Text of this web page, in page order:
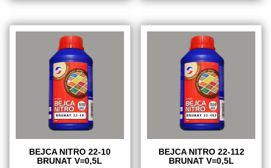
BEJCA NITRO 22-10
BRUNAT V=0,5L
BEJCA NITRO 22-112
BRUNAT V=0,5L